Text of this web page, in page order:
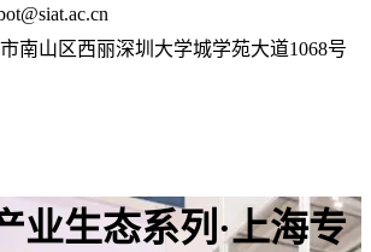
南山区西丽深圳大学城学苑大道1068号
业生态系列·上海专